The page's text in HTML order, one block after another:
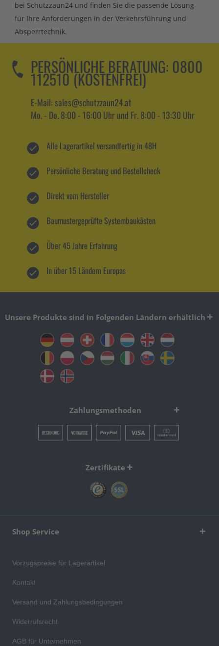
bei Schutzzaun24 und finden Sie die passende Lösung
für Ihre Anforderungen in der Verkehrsführung und
Absperrtechnik.
PERSÖNLICHE BERATUNG: 0800
112510 (KOSTENFREI)
E-Mail: sales@schutzzaun24.at
Mo. - Do. 8:00 - 16:00 Uhr und Fr. 8:00 - 13:30 Uhr
Alle Lagerartikel versandfertig in 48H
Persönliche Beratung und Bestellcheck
Direkt vom Hersteller
Baumustergeprüfte Systembaukästen
Über 45 Jahre Erfahrung
In über 15 Ländern Europas
Unsere Produkte sind in Folgenden Ländern erhältlich
Zahlungsmethoden
Zertifikate
Shop Service
Vorzugspreise für Lagerartikel
Kontakt
Versand und Zahlungsbedingungen
Widerrufsrecht
AGB für Unternehmen